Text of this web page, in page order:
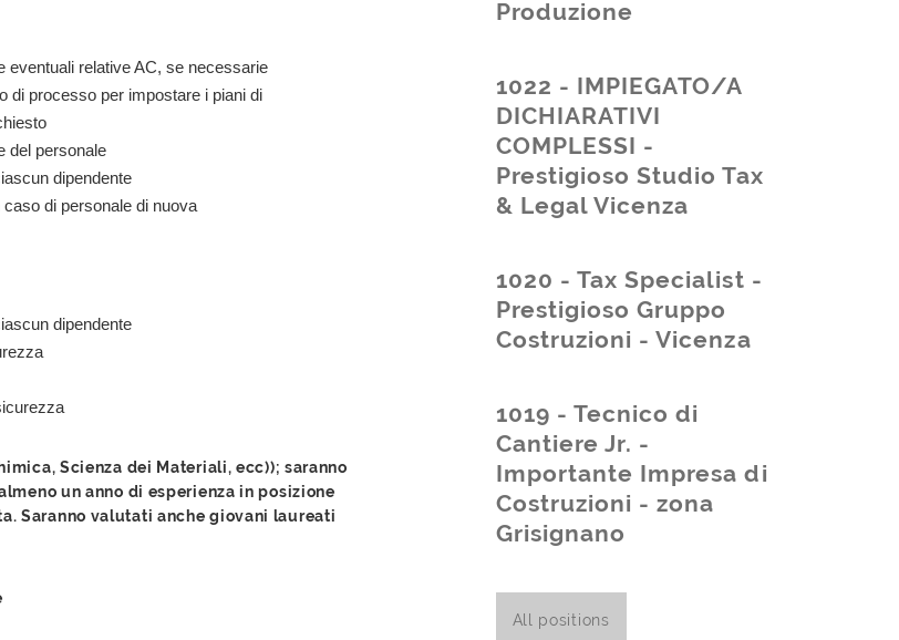
eventuali relative AC, se necessarie
di processo per impostare i piani di
del personale
dipendente
di personale di nuova
dipendente
Scienza dei Materiali, ecc)); saranno
un anno di esperienza in posizione
Saranno valutati anche giovani laureati
Produzione
1022 - IMPIEGATO/A
DICHIARATIVI
COMPLESSI -
Prestigioso Studio Tax
& Legal Vicenza
1020 - Tax Specialist -
Prestigioso Gruppo
Costruzioni - Vicenza
1019 - Tecnico di
Cantiere Jr. -
Importante Impresa di
Costruzioni - zona
Grisignano
All positions